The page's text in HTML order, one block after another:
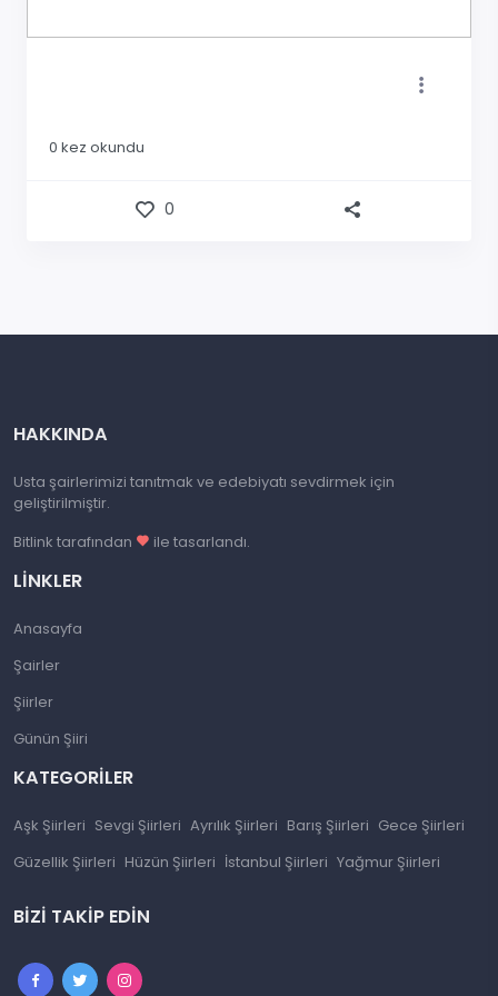
0 kez okundu
0
HAKKINDA
Usta şairlerimizi tanıtmak ve edebiyatı sevdirmek için
geliştirilmiştir.
Bitlink tarafından
ile tasarlandı.
LINKLER
Anasayfa
Şairler
Şiirler
Günün Şiiri
KATEGORILER
Aşk Şiirleri Sevgi Şiirleri Ayrılık Şiirleri Barış Şiirleri Gece Şiirleri
Güzellik Şiirleri Hüzün Şiirleri İstanbul Şiirleri Yağmur Şiirleri
BIZI TAKIP EDIN